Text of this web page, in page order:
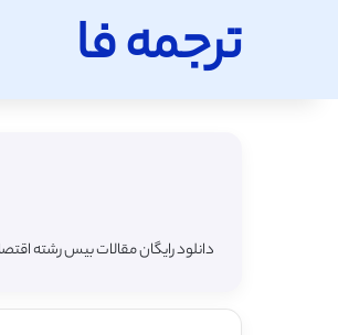
ترجمه فا
دانلود رایگان مقالات بیس رشته